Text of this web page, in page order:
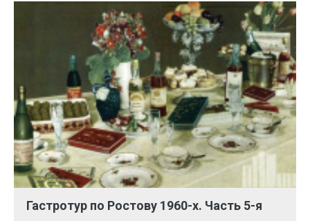
Гастротур по Ростову 1960-х. Часть 5-я